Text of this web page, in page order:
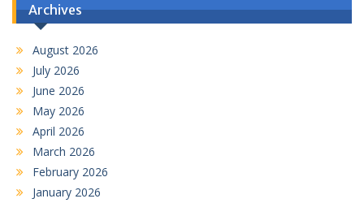
Archives
August 2026
July 2026
June 2026
May 2026
April 2026
March 2026
February 2026
January 2026